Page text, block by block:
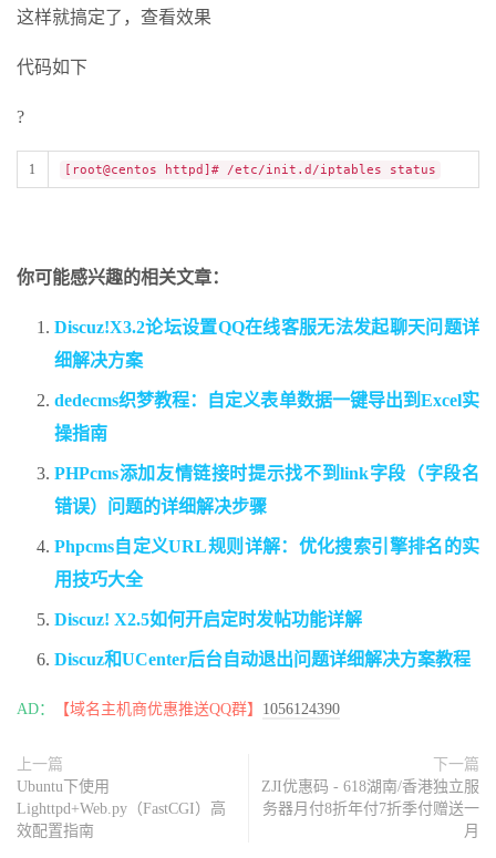
这样就搞定了，查看效果
代码如下
?
1 [root@centos httpd]# /etc/init.d/iptables status
你可能感兴趣的相关文章：
Discuz!X3.2论坛设置QQ在线客服无法发起聊天问题详
细解决方案
dedecms织梦教程：自定义表单数据一键导出到Excel实
操指南
PHPcms添加友情链接时提示找不到link字段（字段名
错误）问题的详细解决步骤
Phpcms自定义URL规则详解：优化搜索引擎排名的实
用技巧大全
Discuz! X2.5如何开启定时发帖功能详解
Discuz和UCenter后台自动退出问题详细解决方案教程
AD： 【域名主机商优惠推送QQ群】 1056124390
上一篇
Ubuntu下使用
Lighttpd+Web.py（FastCGI）高
效配置指南
下一篇
ZJI优惠码 - 618湖南/香港独立服
务器月付8折年付7折季付赠送一
月